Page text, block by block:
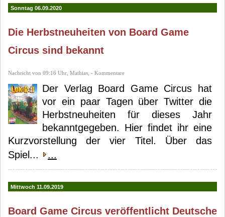
Michiel de Wit
Sonntag 06.09.2020
Die Herbstneuheiten von Board Game
Circus sind bekannt
Nachricht von 09:16 Uhr, Mathias, - Kommentare
Der Verlag Board Game Circus hat
vor ein paar Tagen über Twitter die
Herbstneuheiten für dieses Jahr
bekanntgegeben. Hier findet ihr eine
Kurzvorstellung der vier Titel. Über das
Spiel...
...
Mittwoch 11.09.2019
Board Game Circus veröffentlicht Deutsche